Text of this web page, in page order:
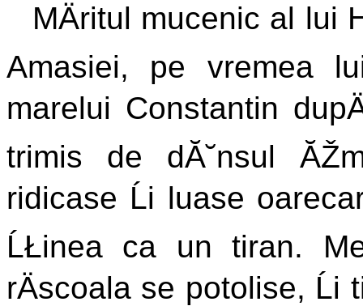
MÄritul mucenic al
Amasiei, pe vremea
marelui Constantin
trimis de dĂ˘nsul
ridicase Ĺi luase
ĹŁinea ca un tiran.
rÄscoala se potolise, Ĺi